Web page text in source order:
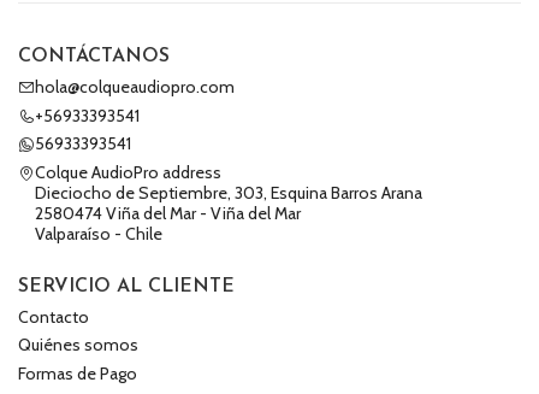
CONTÁCTANOS
hola@colqueaudiopro.com
+56933393541
56933393541
Colque AudioPro address
Dieciocho de Septiembre, 303, Esquina Barros Arana
2580474 Viña del Mar - Viña del Mar
Valparaíso - Chile
SERVICIO AL CLIENTE
Contacto
Quiénes somos
Formas de Pago